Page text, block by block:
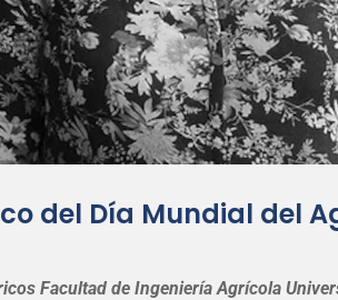
del Día Mundial del
Facultad de Ingeniería Agrícola